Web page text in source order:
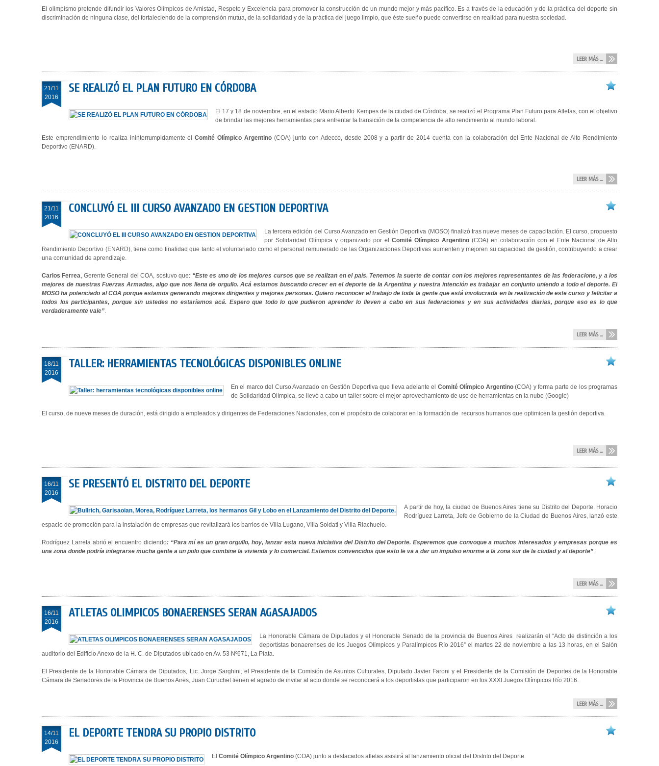
El olimpismo pretende difundir los Valores Olímpicos de Amistad, Respeto y Excelencia para promover la construcción de un mundo mejor y más pacífico. Es a través de la educación y de la práctica del deporte sin
discriminación de ninguna clase, del fortaleciendo de la comprensión mutua, de la solidaridad y de la práctica del juego limpio, que éste sueño puede convertirse en realidad para nuestra sociedad.
LEER MÁS ...
21/11
2016
SE REALIZÓ EL PLAN FUTURO EN CÓRDOBA
El 17 y 18 de noviembre, en el estadio Mario Alberto Kempes de la ciudad de Córdoba, se realizó el Programa Plan Futuro para Atletas, con el objetivo
de brindar las mejores herramientas para enfrentar la transición de la competencia de alto rendimiento al mundo laboral.
Este emprendimiento lo realiza ininterrumpidamente elComité Olímpico Argentino (COA) junto con Adecco, desde 2008 y a partir de 2014 cuenta con la colaboración del Ente Nacional de Alto Rendimiento
Deportivo (ENARD).
LEER MÁS ...
21/11
2016
CONCLUYÓ EL III CURSO AVANZADO EN GESTION DEPORTIVA
La tercera edición del Curso Avanzado en Gestión Deportiva (MOSO) finalizó tras nueve meses de capacitación. El curso, propuesto
por Solidaridad Olímpica y organizado por elComité Olímpico Argentino (COA) en colaboración con el Ente Nacional de Alto
Rendimiento Deportivo (ENARD), tiene como finalidad que tanto el voluntariado como el personal remunerado de las Organizaciones Deportivas aumenten y mejoren su capacidad de gestión, contribuyendo a crear
una comunidad de aprendizaje.
Carlos Ferrea, Gerente General del COA, sostuvo que: “Este es uno de los mejores cursos que se realizan en el país. Tenemos la suerte de contar con los mejores representantes de las federacione, y a los
mejores de nuestras Fuerzas Armadas, algo que nos llena de orgullo. Acá estamos buscando crecer en el deporte de la Argentina y nuestra intención es trabajar en conjunto uniendo a todo el deporte. El
MOSO ha potenciado al COA porque estamos generando mejores dirigentes y mejores personas. Quiero reconocer el trabajo de toda la gente que está involucrada en la realización de este curso y felicitar a
todos los participantes, porque sin ustedes no estaríamos acá. Espero que todo lo que pudieron aprender lo lleven a cabo en sus federaciones y en sus actividades diarias, porque eso es lo que
verdaderamente vale”.
LEER MÁS ...
18/11
2016
TALLER: HERRAMIENTAS TECNOLÓGICAS DISPONIBLES ONLINE
En el marco del Curso Avanzado en Gestión Deportiva que lleva adelante el Comité Olímpico Argentino(COA) y forma parte de los programas
de Solidaridad Olímpica, se llevó a cabo un taller sobre el mejor aprovechamiento de uso de herramientas en la nube (Google)
El curso, de nueve meses de duración, está dirigido a empleados y dirigentes de Federaciones Nacionales, con el propósito de colaborar en la formación de recursos humanos que optimicen la gestión deportiva.
LEER MÁS ...
16/11
2016
SE PRESENTÓ EL DISTRITO DEL DEPORTE
A partir de hoy, la ciudad de Buenos Aires tiene su Distrito del Deporte. Horacio
Rodríguez Larreta, Jefe de Gobierno de la Ciudad de Buenos Aires, lanzó este
espacio de promoción para la instalación de empresas que revitalizará los barrios de Villa Lugano, Villa Soldati y Villa Riachuelo.
Rodríguez Larreta abrió el encuentro diciendo: “Para mí es un gran orgullo, hoy, lanzar esta nueva iniciativa del Distrito del Deporte. Esperemos que convoque a muchos interesados y empresas porque es
una zona donde podría integrarse mucha gente a un polo que combine la vivienda y lo comercial. Estamos convencidos que esto le va a dar un impulso enorme a la zona sur de la ciudad y al deporte”.
LEER MÁS ...
16/11
2016
ATLETAS OLIMPICOS BONAERENSES SERAN AGASAJADOS
La Honorable Cámara de Diputados y el Honorable Senado de la provincia de Buenos Aires realizarán el “Acto de distinción a los
deportistas bonaerenses de los Juegos Olímpicos y Paralímpicos Río 2016” el martes 22 de noviembre a las 13 horas, en el Salón
auditorio del Edificio Anexo de la H. C. de Diputados ubicado en Av. 53 Nº671, La Plata.
El Presidente de la Honorable Cámara de Diputados, Lic. Jorge Sarghini, el Presidente de la Comisión de Asuntos Culturales, Diputado Javier Faroni y el Presidente de la Comisión de Deportes de la Honorable
Cámara de Senadores de la Provincia de Buenos Aires, Juan Curuchet tienen el agrado de invitar al acto donde se reconocerá a los deportistas que participaron en los XXXI Juegos Olímpicos Río 2016.
LEER MÁS ...
14/11
2016
EL DEPORTE TENDRA SU PROPIO DISTRITO
El Comité Olímpico Argentino (COA) junto a destacados atletas asistirá al lanzamiento oficial del Distrito del Deporte.